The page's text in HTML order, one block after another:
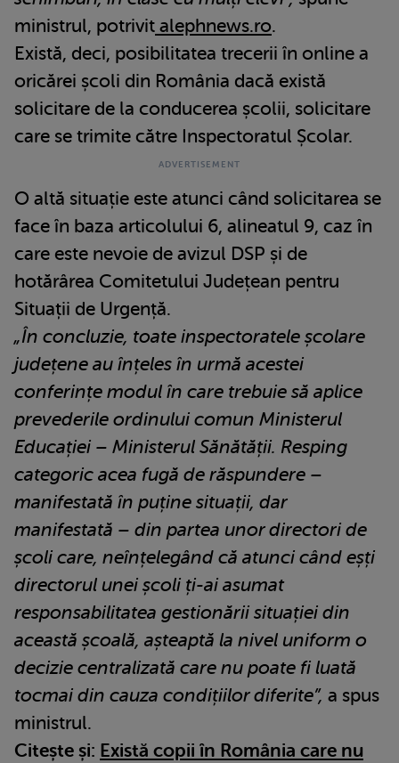
ministrul, potrivit alephnews.ro.
Există, deci, posibilitatea trecerii în online a
oricărei școli din România dacă există
solicitare de la conducerea școlii, solicitare
care se trimite către Inspectoratul Școlar.
O altă situație este atunci când solicitarea se
face în baza articolului 6, alineatul 9, caz în
care este nevoie de avizul DSP și de
hotărârea Comitetului Județean pentru
Situații de Urgență.
„În concluzie, toate inspectoratele școlare
județene au înțeles în urmă acestei
conferințe modul în care trebuie să aplice
prevederile ordinului comun Ministerul
Educației – Ministerul Sănătății. Resping
categoric acea fugă de răspundere –
manifestată în puține situații, dar
manifestată – din partea unor directori de
școli care, neînțelegând că atunci când eșți
directorul unei școli ți-ai asumat
responsabilitatea gestionării situației din
această școală, așteaptă la nivel uniform o
decizie centralizată care nu poate fi luată
tocmai din cauza condițiilor diferite”, a spus
ministrul.
Citește și: Există copii în România care nu